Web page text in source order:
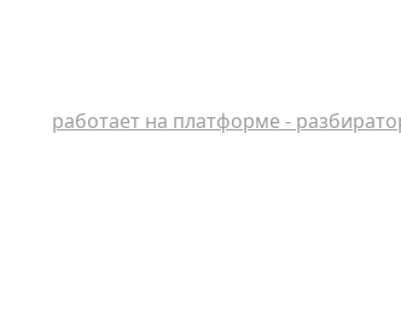
работает на платформе -